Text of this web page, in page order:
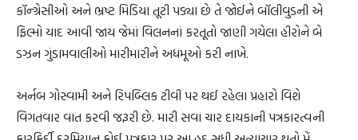
કૉન્ગ્રેસીઓ અને ભ્રષ્ટ મિડિયા તૂટી પડ્યા છે તે જોઈને બૉલીવુડની એ
ફિલ્મો યાદ આવી જાય જેમાં વિલનનાં કરતૂતો જાણી ગયેલા હીરોને બે
ડઝન ગુંડામવાલીઓ મારીમારીને અધમૂઓ કરી નાખે.
અર્નબ ગોસ્વામી અને રિપબ્લિક ટીવી પર થઈ રહેલા પ્રહારો વિશે
વિગતવાર વાત કરવી જરૂરી છે. મારી સવા ચાર દાયકાની પત્રકારત્વની